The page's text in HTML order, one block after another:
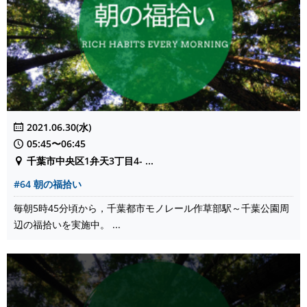
2021.06.30(水)
05:45〜06:45
千葉市中央区1弁天3丁目4- ...
#64 朝の福拾い
毎朝5時45分頃から，千葉都市モノレール作草部駅～千葉公園周
辺の福拾いを実施中。 ...